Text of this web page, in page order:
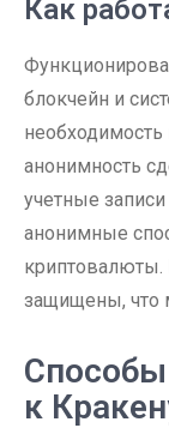
Как
блокчейн и
необходимость
анонимность
учетные
анонимные
защищены, что
Способы
к